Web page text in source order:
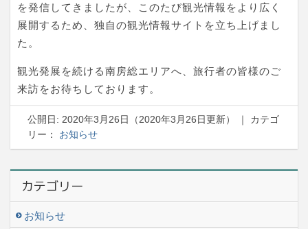
を発信してきましたが、このたび観光情報をより広く
展開するため、独自の観光情報サイトを立ち上げまし
た。
観光発展を続ける南房総エリアへ、旅行者の皆様のご
来訪をお待ちしております。
公開日: 2020年3月26日 （2020年3月26日更新）
｜ カテゴ
リー： お知らせ
カテゴリー
お知らせ